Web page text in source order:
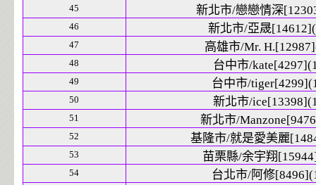
45 新北市/戀戀情深
46 新北市/亞晟
47 高雄市/Mr.
48 台中市/
49 台中市/
50 新北市/
51 新北市/
52 基隆市/就是愛美麗
53 苗栗縣/余宇翔
54 台北市/阿修